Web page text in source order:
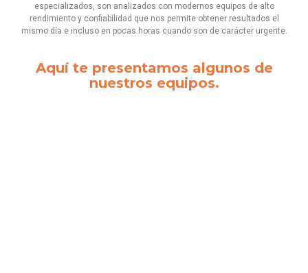
especializados, son analizados con modernos equipos de alto
rendimiento y confiabilidad que nos permite obtener resultados el
mismo día e incluso en pocas horas cuando son de carácter urgente.
Aquí te presentamos algunos de
nuestros equipos.